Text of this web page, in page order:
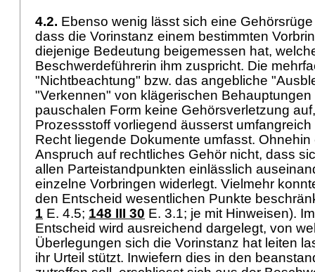
4.2. Ebenso wenig lässt sich eine
dass die Vorinstanz einem bestimmten
diejenige Bedeutung beigemessen hat,
Beschwerdeführerin ihm zuspricht. Die
"Nichtbeachtung" bzw. das angebliche
"Verkennen" von klägerischen Behauptungen
pauschalen Form keine Gehörsverletzung
Prozessstoff vorliegend äusserst
Recht liegende Dokumente umfasst. Ohnehin
Anspruch auf rechtliches Gehör nicht, dass
allen Parteistandpunkten einlässlich
einzelne Vorbringen widerlegt. Vielmehr
den Entscheid wesentlichen Punkte
1 E. 4.5; 148 III 30 E. 3.1; je mit Hinweisen).
Entscheid wird ausreichend dargelegt, von
Überlegungen sich die Vorinstanz hat leiten
ihr Urteil stützt. Inwiefern dies in den